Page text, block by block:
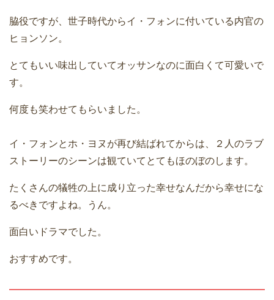
脇役ですが、世子時代からイ・フォンに付いている内官の
ヒョンソン。
とてもいい味出していてオッサンなのに面白くて可愛いで
す。
何度も笑わせてもらいました。
イ・フォンとホ・ヨヌが再び結ばれてからは、２人のラブ
ストーリーのシーンは観ていてとてもほのぼのします。
たくさんの犠牲の上に成り立った幸せなんだから幸せにな
るべきですよね。うん。
面白いドラマでした。
おすすめです。